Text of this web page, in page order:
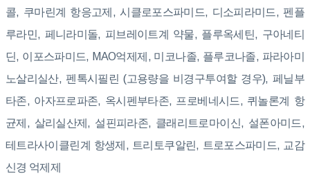
콜, 쿠마린계 항응고제, 시클로포스파미드, 디소피라미드, 펜플
루라민, 페니라미돌, 피브레이트계 약물, 플루옥세틴, 구아네티
딘, 이포스파미드, MAO억제제, 미코나졸, 플루코나졸, 파라아미
노살리실산, 펜톡시필린 (고용량을 비경구투여할 경우), 페닐부
타존, 아자프로파존, 옥시펜부타존, 프로베네시드, 퀴놀론계 항
균제, 살리실산제, 설핀피라존, 클래리트로마이신, 설폰아미드,
테트라사이클린계 항생제, 트리토쿠알린, 트로포스파미드, 교감
신경 억제제